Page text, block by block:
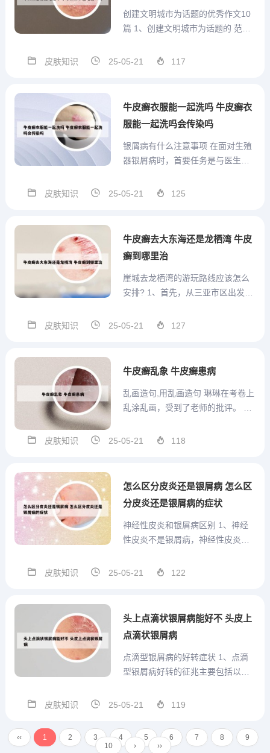
创建文明城市为话题的优秀作文10
篇 1、创建文明城市为话题的 范文
穿了中华民族上下五千年的历史轨
过的了，丈明礼仪自古就是我们中
皮肤知识 25-05-21 117
牛皮癣衣服能一起洗吗 牛皮癣衣
服能一起洗吗会传染吗
银屑病有什么注意事项 在面对生殖
器银屑病时，首要任务是与医生充
肤病专家那里接受诊断和治疗，遵
薄，特别是对于敏感区域如阴茎、
皮肤知识 25-05-21 125
牛皮癣去大东海还是龙栖湾 牛皮
癣到哪里治
崖城去龙栖湾的游玩路线应该怎么
安排? 1、首先，从三亚市区出发，
驶，大约需要1小时左右就可以到达
丰富的历史文化遗产。古城内有许
皮肤知识 25-05-21 127
牛皮癣乱象 牛皮癣患病
乱画造句,用乱画造句 琳琳在考卷上
乱涂乱画，受到了老师的批评。 每
或在墙上乱涂乱画，我都会停住脚
西…… 他一口咬定在黑板上乱写乱
皮肤知识 25-05-21 118
怎么区分皮炎还是银屑病 怎么区
分皮炎还是银屑病的症状
神经性皮炎和银屑病区别 1、神经
性皮炎不是银屑病，神经性皮炎和
为神经性皮炎在中医里面称为牛皮
2、神经性皮炎和银屑病还是有很大
皮肤知识 25-05-21 122
头上点滴状银屑病能好不 头皮上
点滴状银屑病
点滴型银屑病的好转症状 1、点滴
型银屑病好转的征兆主要包括以下
的红色逐渐转变为暗红色。这是病
正在逐渐消退。鳞屑变薄：表面的
银白色鳞屑逐渐变薄，甚至开始脱
皮肤知识 25-05-21 119
‹‹ 1 2 3 4 5 6 7 8
9
10
› ››